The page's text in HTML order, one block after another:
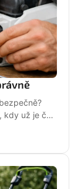
už je čas